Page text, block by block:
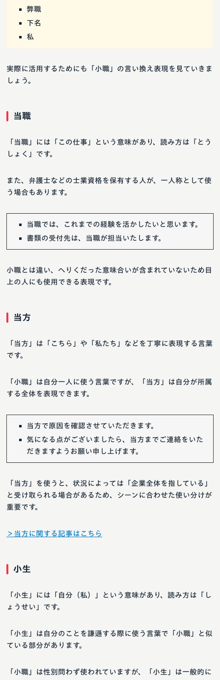
弊職
下名
私
実際に活用するためにも「小職」の言い換え表現を見ていきま
しょう。
当職
「当職」には「この仕事」という意味があり、読み方は「とう
しょく」です。
また、弁護士などの士業資格を保有する人が、一人称として使
う場合もあります。
当職では、これまでの経験を活かしたいと思います。
書類の受付先は、当職が担当いたします。
小職とは違い、へりくだった意味合いが含まれていないため目
上の人にも使用できる表現です。
当方
「当方」は「こちら」や「私たち」などを丁寧に表現する言葉
です。
「小職」は自分一人に使う言葉ですが、「当方」は自分が所属
する全体を表現できます。
当方で原因を確認させていただきます。
気になる点がございましたら、当方までご連絡をいた
だきますようお願い申し上げます。
「当方」を使うと、状況によっては「企業全体を指している」
と受け取られる場合があるため、シーンに合わせた使い分けが
重要です。
＞当方に関する記事はこちら
小生
「小生」には「自分（私）」という意味があり、読み方は「し
ょうせい」です。
「小生」は自分のことを謙遜する際に使う言葉で「小職」と似
ている部分があります。
「小職」は性別問わず使われていますが、「小生」は一般的に